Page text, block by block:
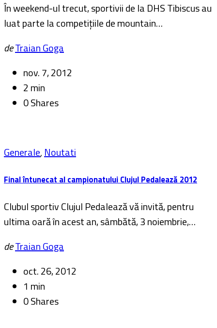
În weekend-ul trecut, sportivii de la DHS Tibiscus au
luat parte la competiţiile de mountain…
deTraian Goga
nov. 7, 2012
2 min
0 Shares
Generale,Noutati
Final întunecat al campionatului Clujul Pedalează 2012
Clubul sportiv Clujul Pedalează vă invită, pentru
ultima oară în acest an, sâmbătă, 3 noiembrie,…
deTraian Goga
oct. 26, 2012
1 min
0 Shares